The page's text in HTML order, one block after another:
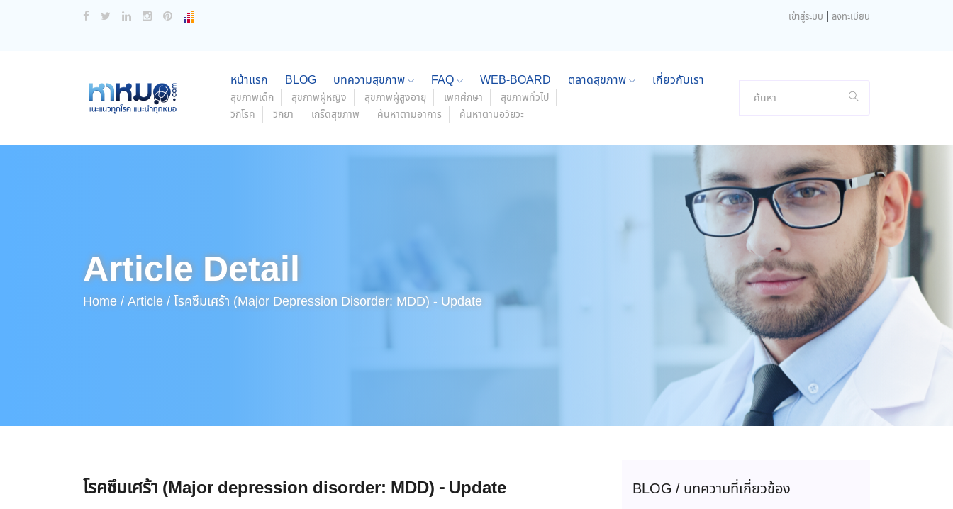
เข้าสู่ระบบ | ลงทะเบียน
หน้าแรก BLOG บทความสุขภาพ FAQ WEB-BOARD ตลาดสุขภาพ เกี่ยวกับเรา
สุขภาพเด็ก สุขภาพผู้หญิง สุขภาพผู้สูงอายุ เพศศึกษา
สุขภาพทั่วไป
วิกิโรค
วิกิยา เกร็ดสุขภาพ ค้นหาตามอาการ ค้นหาตามอวัยวะ
Article Detail
Home /Article /โรคซึมเศร้า (Major Depression Disorder: MDD) - Update
โรคซึมเศร้า (Major depression disorder: MDD) - Update BLOG / บทความที่เกี่ยวข้อง